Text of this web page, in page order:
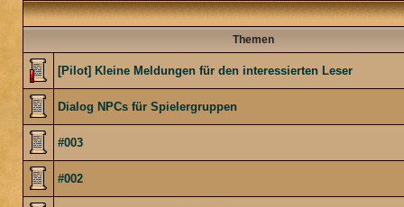
Themen
[Pilot] Kleine Meldungen für den interessierten Leser
Dialog NPCs für Spielergruppen
#003
#002